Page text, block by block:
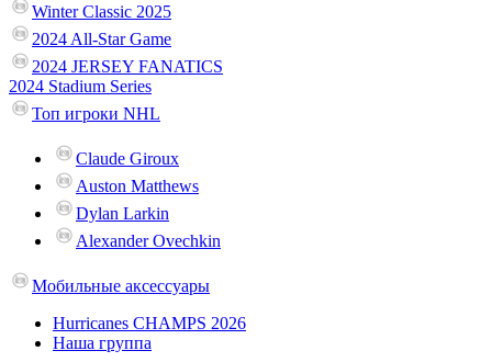
Winter Classic 2025
2024 All-Star Game
2024 JERSEY FANATICS
2024 Stadium Series
Топ игроки NHL
Claude Giroux
Auston Matthews
Dylan Larkin
Alexander Ovechkin
Мобильные аксессуары
Hurricanes CHAMPS 2026
Наша группа